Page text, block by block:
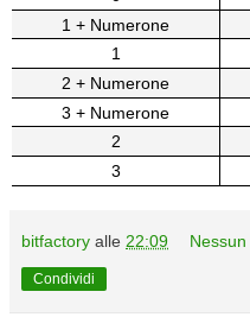
1 + Numerone
1
2 + Numerone
3 + Numerone
2
3
bitfactory alle 22:09
Condividi